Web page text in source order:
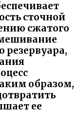
сточной
сжатого
резервуара,
образом,
ее